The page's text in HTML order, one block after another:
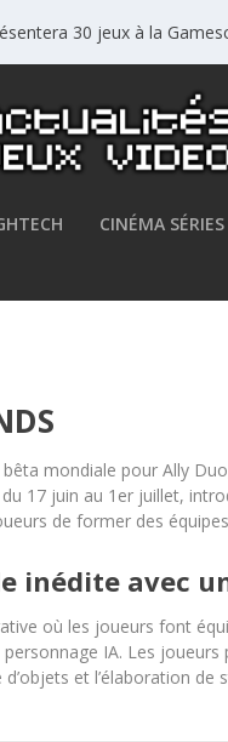
30 jeux à la
CINÉMA
mondiale pour Ally
17 juin au 1er juillet,
de former des
inédite avec
où les joueurs font
IA. Les
et l’élaboration